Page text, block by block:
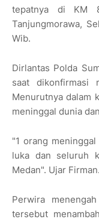
tepatnya di KM
Tanjungmorawa,
Wib.
Dirlantas Polda
saat dikonfirmasi
Menurutnya dalam
meninggal dunia
"1 orang
luka dan seluruh
Medan". Ujar Firman.
Perwira
tersebut